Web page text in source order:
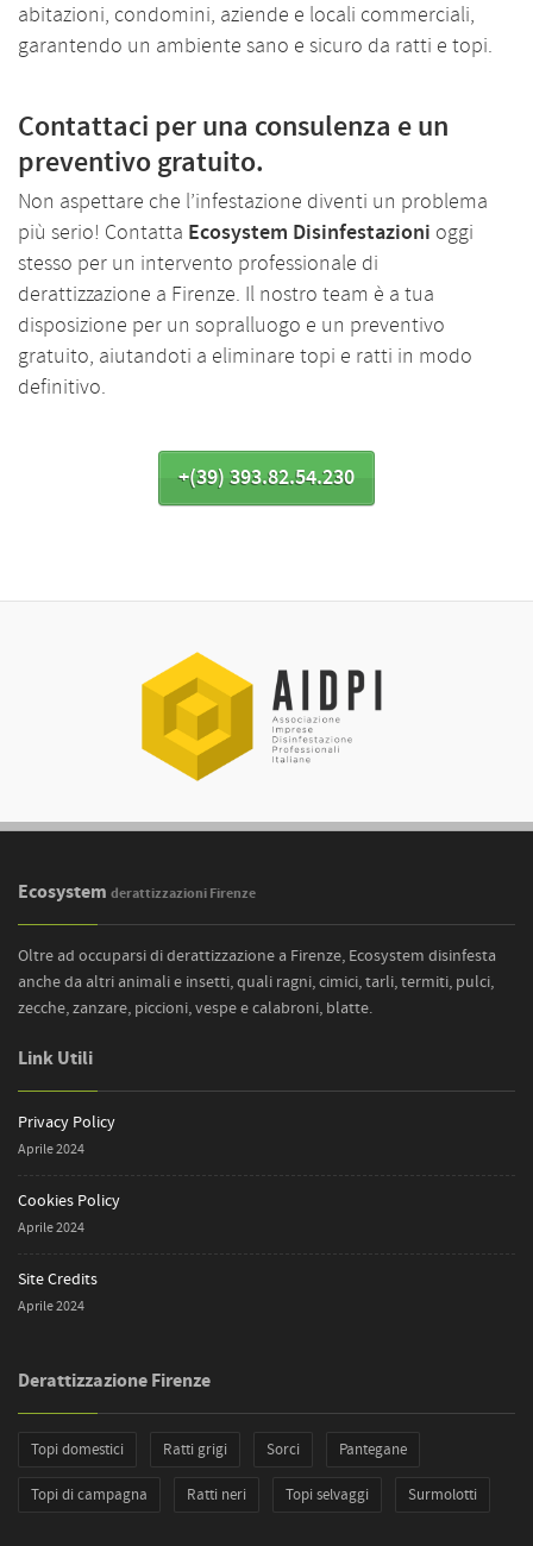
abitazioni, condomini, aziende e locali commerciali,
garantendo un ambiente sano e sicuro da ratti e topi.
Contattaci per una consulenza e un
preventivo gratuito.
Non aspettare che l’infestazione diventi un problema
più serio! Contatta Ecosystem Disinfestazioni oggi
stesso per un intervento professionale di
derattizzazione a Firenze. Il nostro team è a tua
disposizione per un sopralluogo e un preventivo
gratuito, aiutandoti a eliminare topi e ratti in modo
definitivo.
+(39) 393.82.54.230
Ecosystem derattizzazioni Firenze
Oltre ad occuparsi di derattizzazione a Firenze, Ecosystem disinfesta
anche da altri animali e insetti, quali ragni, cimici, tarli, termiti, pulci,
zecche, zanzare, piccioni, vespe e calabroni, blatte.
Link Utili
Privacy Policy
Aprile 2024
Cookies Policy
Aprile 2024
Site Credits
Aprile 2024
Derattizzazione Firenze
Topi domestici Ratti grigi Sorci Pantegane
Topi di campagna Ratti neri Topi selvaggi Surmolotti